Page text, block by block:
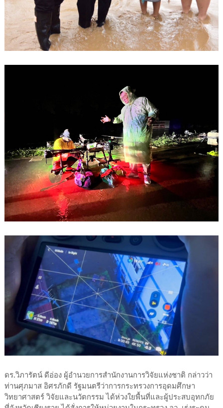
ดร.วิภารัตน์ ดีอ่อง ผู้อำนวยการสำนักงานการวิจัยแห่งชาติ กล่าวว่า
ท่านศุภมาส อิศรภักดี รัฐมนตรีว่าการกระทรวงการอุดมศึกษา
วิทยาศาสตร์ วิจัยและนวัตกรรม ได้ห่วงใยพื้นที่และผู้ประสบอุทกภัย